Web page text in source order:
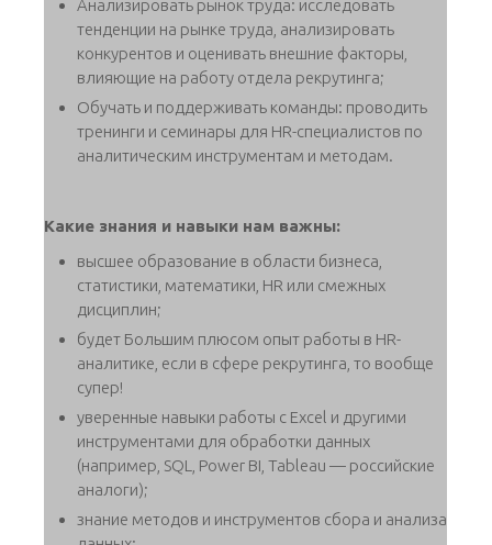
Анализировать рынок труда: исследовать
тенденции на рынке труда, анализировать
конкурентов и оценивать внешние факторы,
влияющие на работу отдела рекрутинга;
Обучать и поддерживать команды: проводить
тренинги и семинары для HR-специалистов по
аналитическим инструментам и методам.
Какие знания и навыки нам важны:
высшее образование в области бизнеса,
статистики, математики, HR или смежных
дисциплин;
будет Большим плюсом опыт работы в HR-
аналитике, если в сфере рекрутинга, то вообще
супер!
уверенные навыки работы с Excel и другими
инструментами для обработки данных
(например, SQL, Power BI, Tableau — российские
аналоги);
знание методов и инструментов сбора и анализа